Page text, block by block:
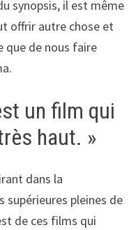
synopsis, il est même
offrir autre chose et
que de nous faire
un film qui
haut. »
dans la
supérieures pleines de
de ces films qui